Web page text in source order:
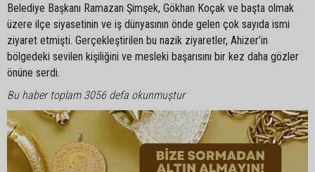
Belediye Başkanı Ramazan Şimşek, Gökhan Koçak ve başta olmak
üzere ilçe siyasetinin ve iş dünyasının önde gelen çok sayıda ismi
ziyaret etmişti. Gerçekleştirilen bu nazik ziyaretler, Ahizer’in
bölgedeki sevilen kişiliğini ve mesleki başarısını bir kez daha gözler
önüne serdi.
Bu haber toplam 3056 defa okunmuştur